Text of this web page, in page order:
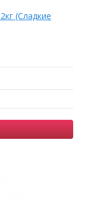
(Сладкие